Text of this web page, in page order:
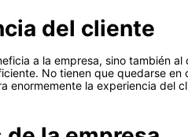
del cliente
a la empresa, sino también
No tienen que quedarse
enormemente la experiencia del